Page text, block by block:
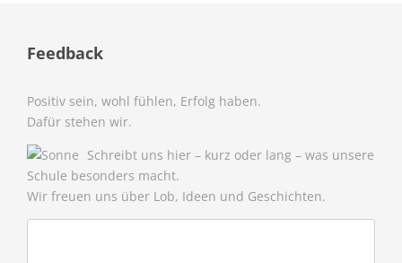
Feedback
Positiv sein, wohl fühlen, Erfolg haben.
Dafür stehen wir.
Schreibt uns hier – kurz oder lang – was unsere
Schule besonders macht.
Wir freuen uns über Lob, Ideen und Geschichten.